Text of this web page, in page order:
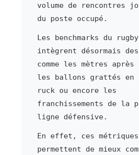
volume de rencontres
du poste occupé.
Les benchmarks du
intègrent désormais des
comme les mètres
les ballons grattés en
ruck ou encore les
franchissements de la
ligne défensive.
En effet, ces métriques
permettent de mieux